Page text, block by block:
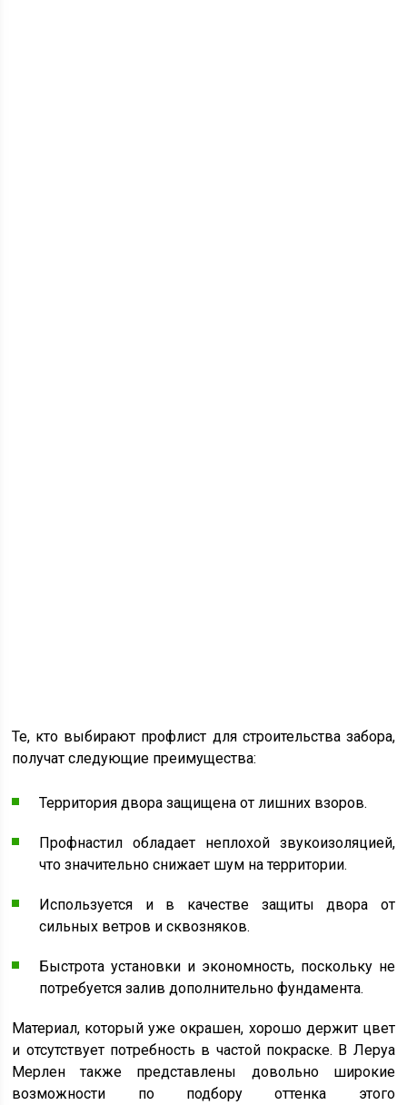
Те, кто выбирают профлист для строительства забора,
получат следующие преимущества:
Территория двора защищена от лишних взоров.
Профнастил обладает неплохой звукоизоляцией,
что значительно снижает шум на территории.
Используется и в качестве защиты двора от
сильных ветров и сквозняков.
Быстрота установки и экономность, поскольку не
потребуется залив дополнительно фундамента.
Материал, который уже окрашен, хорошо держит цвет
и отсутствует потребность в частой покраске. В Леруа
Мерлен также представлены довольно широкие
возможности по подбору оттенка этого